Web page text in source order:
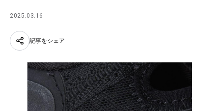
2025.03.16
記事をシェア